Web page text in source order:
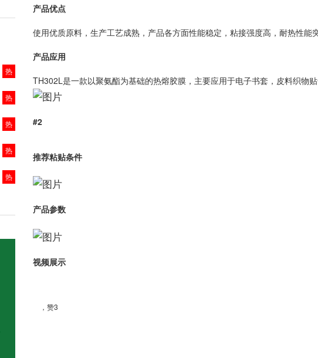
热
热
热
热
热
产品优点
使用优质原料，生产工艺成熟，产品各方面性能稳定，粘接强度高，耐热性能突
产品应用
TH302L是一款以聚氨酯为基础的热熔胶膜，主要应用于电子书套，皮料织物贴
#2
推荐粘贴条件
产品参数
视频展示
，赞3